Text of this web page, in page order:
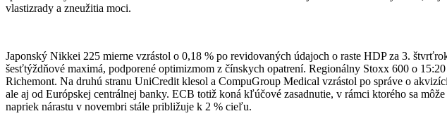
vlastizrady a zneužitia moci.
Japonský Nikkei 225 mierne vzrástol o 0,18 % po revidovaných údajoch o raste HDP za 3.
šesťtýždňové maximá, podporené optimizmom z čínskych opatrení. Regionálny Stoxx 600 o
Richemont. Na druhú stranu UniCredit klesol a CompuGroup Medical vzrástol po správe o
ale aj od Európskej centrálnej banky. ECB totiž koná kľúčové zasadnutie, v rámci ktorého sa
napriek nárastu v novembri stále približuje k 2 % cieľu.